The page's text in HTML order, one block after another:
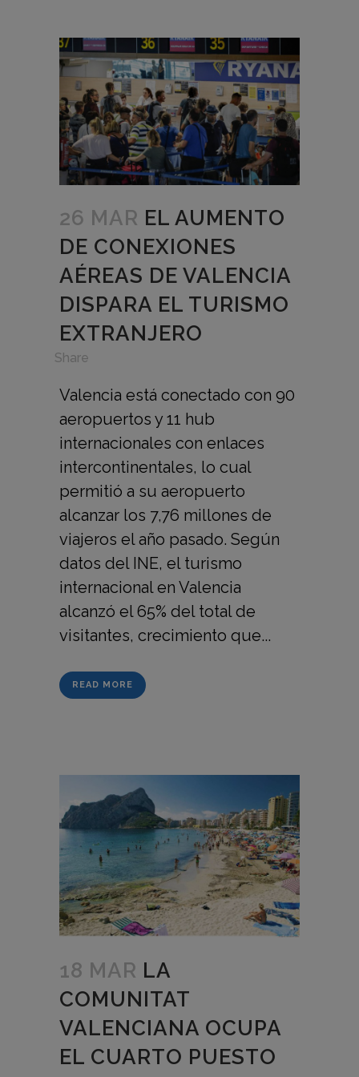
26 MAR EL AUMENTO
DE CONEXIONES
AÉREAS DE VALENCIA
DISPARA EL TURISMO
EXTRANJERO
Share
Valencia está conectado con 90
aeropuertos y 11 hub
internacionales con enlaces
intercontinentales, lo cual
permitió a su aeropuerto
alcanzar los 7,76 millones de
viajeros el año pasado. Según
datos del INE, el turismo
internacional en Valencia
alcanzó el 65% del total de
visitantes, crecimiento que...
READ MORE
18 MAR LA
COMUNITAT
VALENCIANA OCUPA
EL CUARTO PUESTO